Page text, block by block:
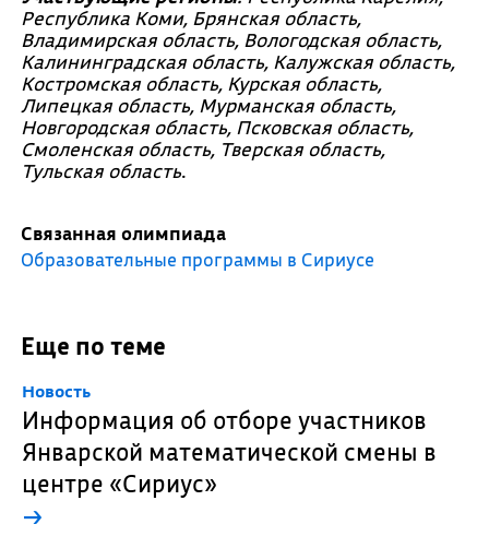
Республика Коми, Брянская область,
Владимирская область, Вологодская область,
Калининградская область, Калужская область,
Костромская область, Курская область,
Липецкая область, Мурманская область,
Новгородская область, Псковская область,
Смоленская область, Тверская область,
Тульская область.
Связанная олимпиада
Образовательные программы в Сириусе
Еще по теме
Новость
Информация об отборе участников
Январской математической смены в
центре «Сириус»
→